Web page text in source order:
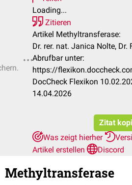
Loading...
Zitieren
Artikel Methyltransferase:
Dr. rer. nat. Janica Nolte, Dr.
Abrufbar unter:
https://
DocCheck Flexikon
14.04.2026
Zitat
Was zeigt hierher
Artikel erstellen
Discord
Methyltransferase